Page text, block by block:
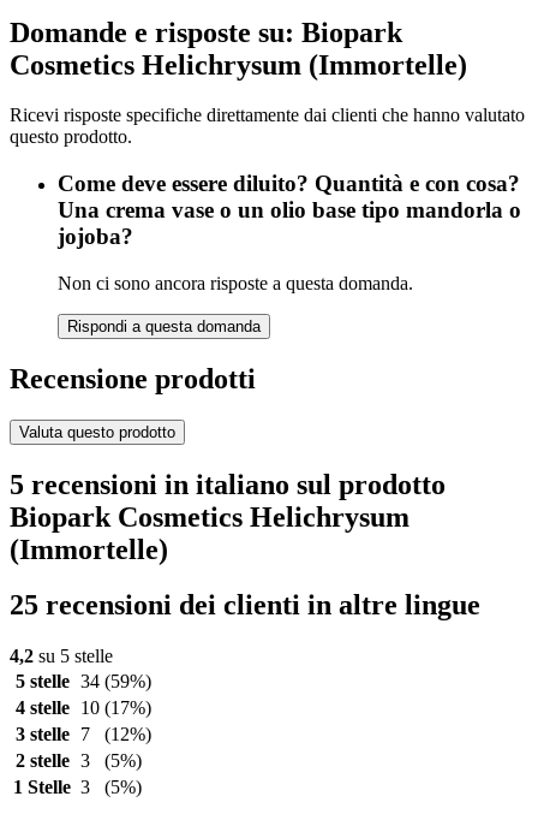
Domande e risposte su: Biopark
Cosmetics Helichrysum (Immortelle)
Ricevi risposte specifiche direttamente dai clienti che hanno valutato
questo prodotto.
Come deve essere diluito? Quantità e con cosa?
Una crema vase o un olio base tipo mandorla o
jojoba?
Non ci sono ancora risposte a questa domanda.
Rispondi a questa domanda
Recensione prodotti
Valuta questo prodotto
5 recensioni in italiano sul prodotto
Biopark Cosmetics Helichrysum
(Immortelle)
25 recensioni dei clienti in altre lingue
4,2 su 5 stelle
5 stelle 34 (59%)
4 stelle
10 (17%)
3 stelle
7
(12%)
2 stelle 3
(5%)
1 Stelle 3 (5%)